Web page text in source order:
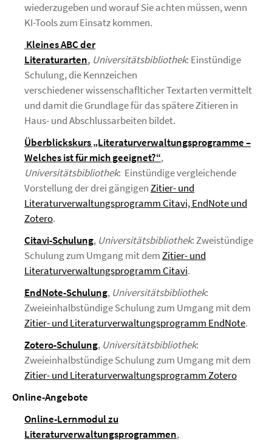
wiederzugeben und worauf Sie achten müssen, wenn
KI-Tools zum Einsatz kommen.
Kleines ABC der
Literaturarten, Universitätsbibliothek: Einstündige
Schulung, die Kennzeichen
verschiedener wissenschaflticher Textarten vermittelt
und damit die Grundlage für das spätere Zitieren in
Haus- und Abschlussarbeiten bildet.
Überblickskurs „Literaturverwaltungsprogramme –
Welches ist für mich geeignet?“,
Universitätsbibliothek: Einstündige vergleichende
Vorstellung der drei gängigenZitier- und
Literaturverwaltungsprogramm Citavi, EndNote und
Zotero.
Citavi-Schulung, Universitätsbibliothek: Zweistündige
Schulung zum Umgang mit demZitier- und
Literaturverwaltungsprogramm Citavi.
EndNote-Schulung, Universitätsbibliothek:
Zweieinhalbstündige Schulung zum Umgang mit dem
Zitier- und Literaturverwaltungsprogramm EndNote.
Zotero-Schulung, Universitätsbibliothek:
Zweieinhalbstündige Schulung zum Umgang mit dem
Zitier- und Literaturverwaltungsprogramm Zotero
Online-Angebote
Online-Lernmodul zu
Literaturverwaltungsprogrammen,